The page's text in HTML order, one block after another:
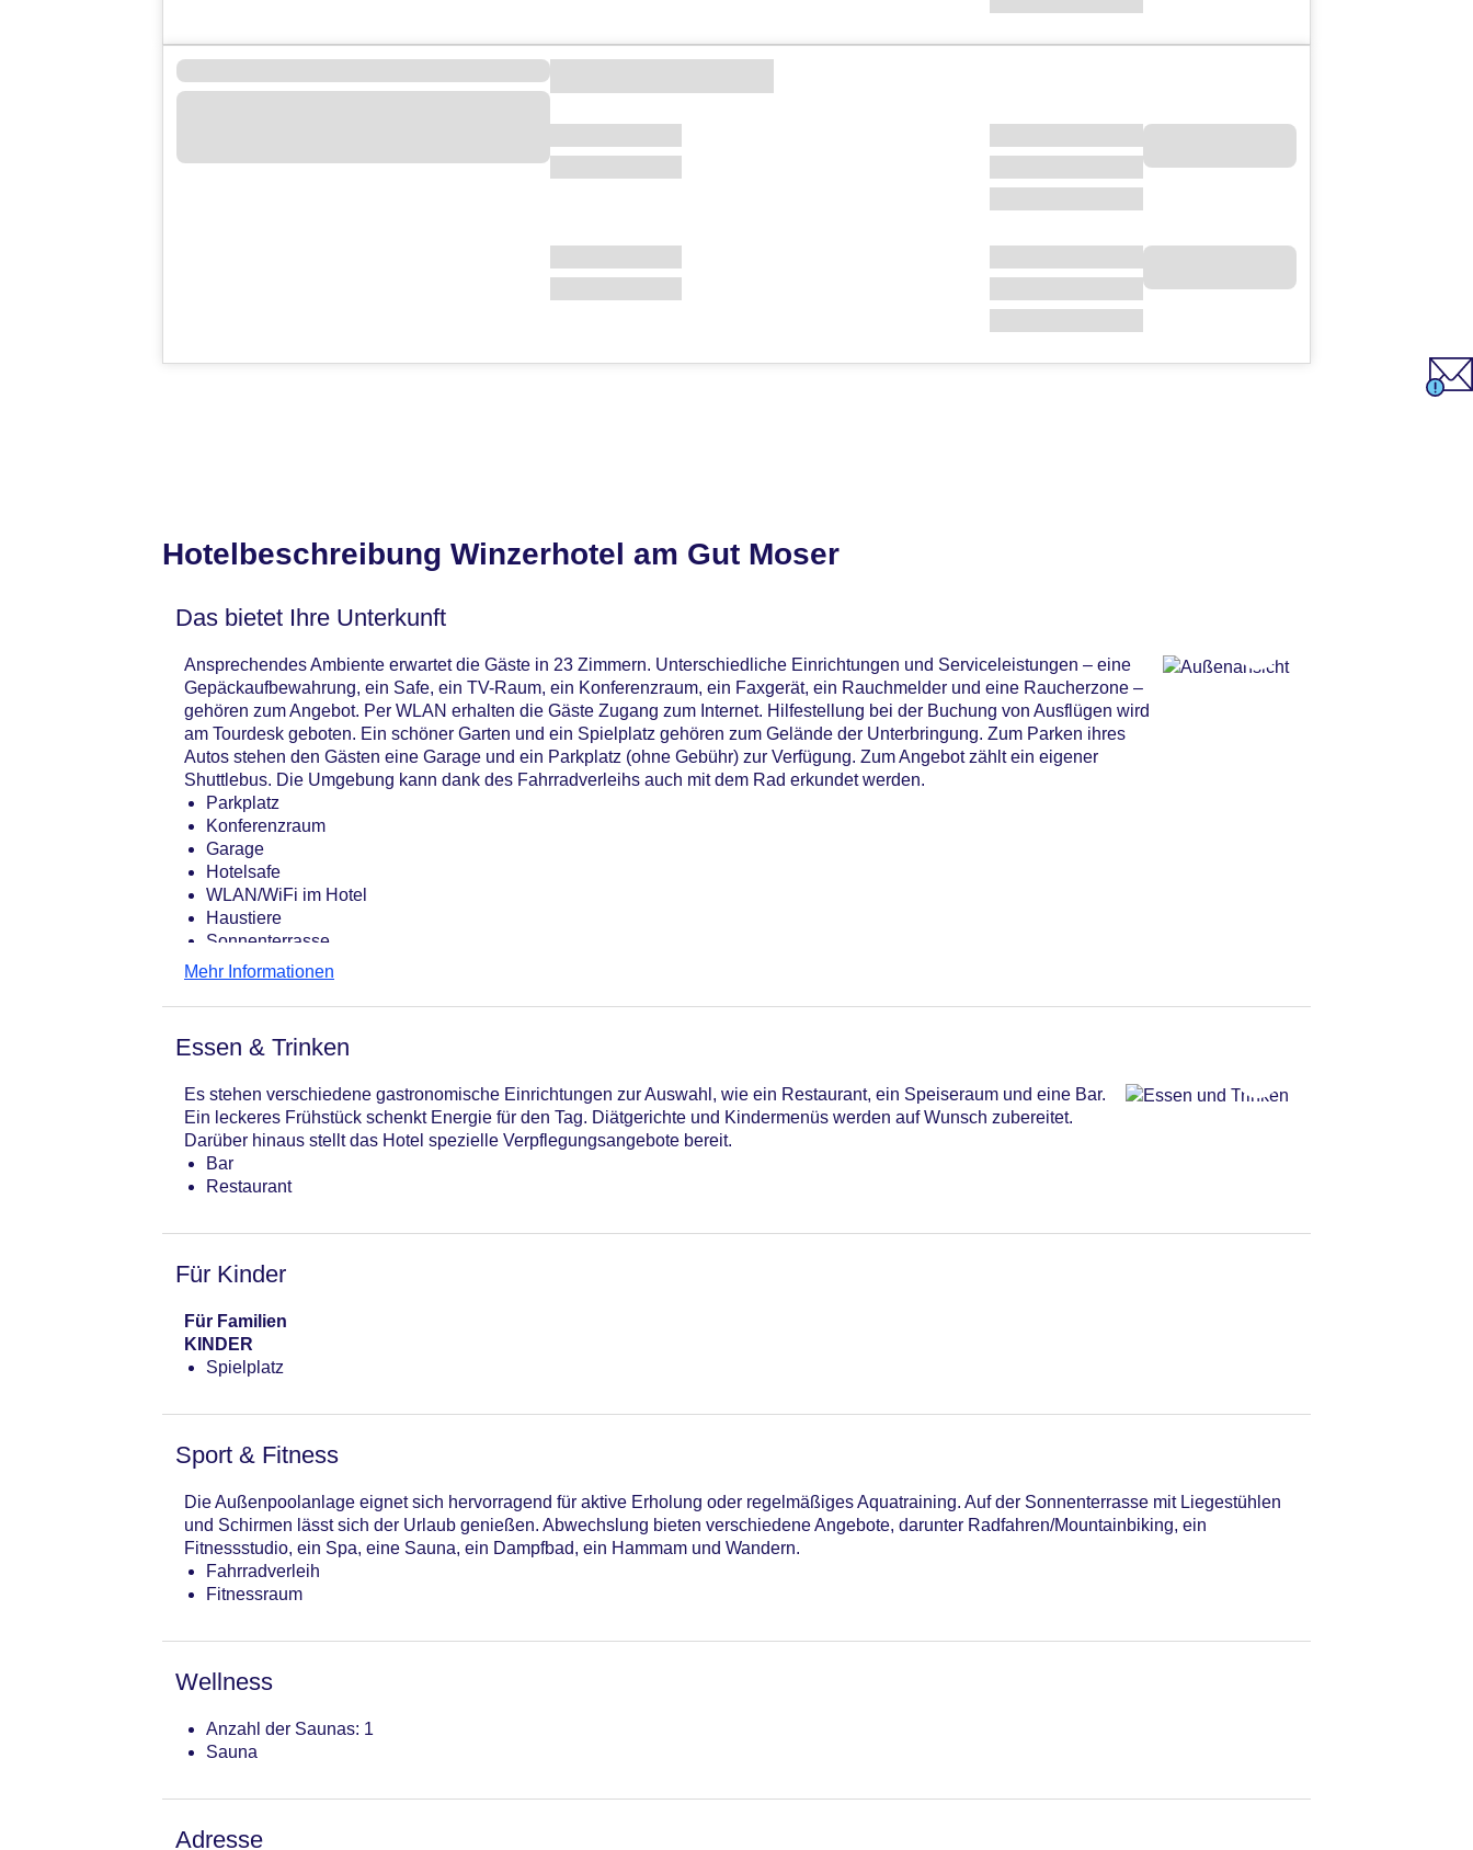
Hotelbeschreibung Winzerhotel am Gut Moser
Das bietet Ihre Unterkunft
Ansprechendes Ambiente erwartet die Gäste in 23 Zimmern. Unterschiedliche Einrichtungen und Serviceleistungen – eine
Gepäckaufbewahrung, ein Safe, ein TV-Raum, ein Konferenzraum, ein Faxgerät, ein Rauchmelder und eine Raucherzone –
gehören zum Angebot. Per WLAN erhalten die Gäste Zugang zum Internet. Hilfestellung bei der Buchung von Ausflügen wird
am Tourdesk geboten. Ein schöner Garten und ein Spielplatz gehören zum Gelände der Unterbringung. Zum Parken ihres
Autos stehen den Gästen eine Garage und ein Parkplatz (ohne Gebühr) zur Verfügung. Zum Angebot zählt ein eigener
Shuttlebus. Die Umgebung kann dank des Fahrradverleihs auch mit dem Rad erkundet werden.
Parkplatz
Konferenzraum
Garage
Hotelsafe
WLAN/WiFi im Hotel
Haustiere
Sonnenterrasse
Gesamtanzahl der Zimmer: 23
Landeskategorie: 4 Sterne
Mehr Informationen
Essen & Trinken
Es stehen verschiedene gastronomische Einrichtungen zur Auswahl, wie ein Restaurant, ein Speiseraum und eine Bar.
Ein leckeres Frühstück schenkt Energie für den Tag. Diätgerichte und Kindermenüs werden auf Wunsch zubereitet.
Darüber hinaus stellt das Hotel spezielle Verpflegungsangebote bereit.
Bar
Restaurant
Für Kinder
Für Familien
KINDER
Spielplatz
Sport & Fitness
Die Außenpoolanlage eignet sich hervorragend für aktive Erholung oder regelmäßiges Aquatraining. Auf der Sonnenterrasse mit Liegestühlen
und Schirmen lässt sich der Urlaub genießen. Abwechslung bieten verschiedene Angebote, darunter Radfahren/Mountainbiking, ein
Fitnessstudio, ein Spa, eine Sauna, ein Dampfbad, ein Hammam und Wandern.
Fahrradverleih
Fitnessraum
Wellness
Anzahl der Saunas: 1
Sauna
Adresse